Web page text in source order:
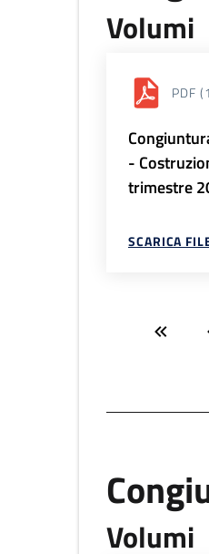
Volumi
PDF
-
trimestre
SCARICA
Volumi